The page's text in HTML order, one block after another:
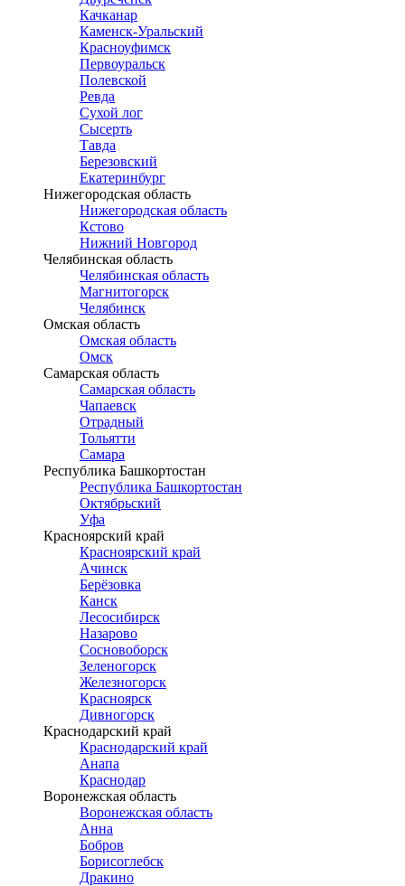
Качканар
Каменск-Уральский
Красноуфимск
Первоуральск
Полевской
Ревда
Сухой лог
Сысерть
Тавда
Березовский
Екатеринбург
Нижегородская область
Нижегородская область
Кстово
Нижний Новгород
Челябинская область
Челябинская область
Магнитогорск
Челябинск
Омская область
Омская область
Омск
Самарская область
Самарская область
Чапаевск
Отрадный
Тольятти
Самара
Республика Башкортостан
Республика Башкортостан
Октябрьский
Уфа
Красноярский край
Красноярский край
Ачинск
Берёзовка
Канск
Лесосибирск
Назарово
Сосновоборск
Зеленогорск
Железногорск
Красноярск
Дивногорск
Краснодарский край
Краснодарский край
Анапа
Краснодар
Воронежская область
Воронежская область
Анна
Бобров
Борисоглебск
Дракино